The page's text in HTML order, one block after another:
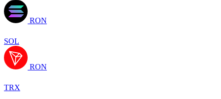
RON
SOL
RON
TRX